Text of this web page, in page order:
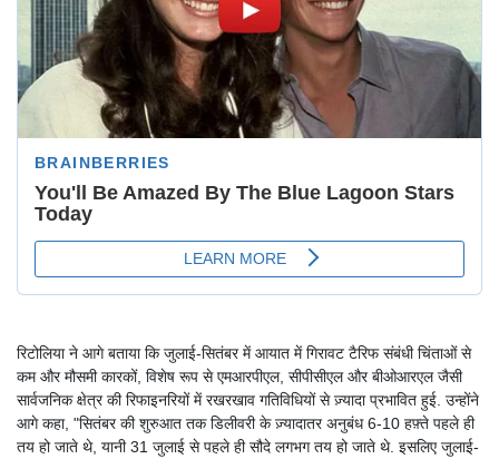
रिटोलिया ने आगे बताया कि जुलाई-सितंबर में आयात में गिरावट टैरिफ संबंधी चिंताओं से
कम और मौसमी कारकों, विशेष रूप से एमआरपीएल, सीपीसीएल और बीओआरएल जैसी
सार्वजनिक क्षेत्र की रिफाइनरियों में रखरखाव गतिविधियों से ज़्यादा प्रभावित हुई. उन्होंने
आगे कहा, "सितंबर की शुरुआत तक डिलीवरी के ज़्यादातर अनुबंध 6-10 हफ़्ते पहले ही
तय हो जाते थे, यानी 31 जुलाई से पहले ही सौदे लगभग तय हो जाते थे. इसलिए जुलाई-